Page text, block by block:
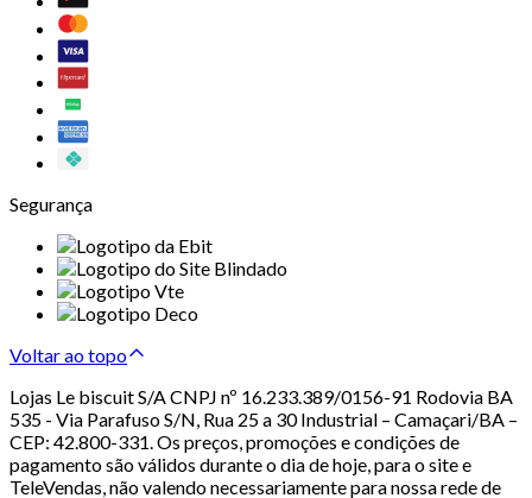
Segurança
Voltar ao topo
Lojas Le biscuit S/A CNPJ nº 16.233.389/0156-91 Rodovia BA
535 - Via Parafuso S/N, Rua 25 a 30 Industrial – Camaçari/BA –
CEP: 42.800-331. Os preços, promoções e condições de
pagamento são válidos durante o dia de hoje, para o site e
TeleVendas, não valendo necessariamente para nossa rede de